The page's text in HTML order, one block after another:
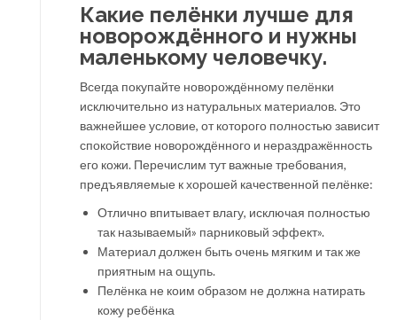
Какие пелёнки лучше для
новорождённого и нужны
маленькому человечку.
Всегда покупайте новорождённому пелёнки
исключительно из натуральных материалов. Это
важнейшее условие, от которого полностью зависит
спокойствие новорождённого и нераздражённость
его кожи. Перечислим тут важные требования,
предъявляемые к хорошей качественной пелёнке:
Отлично впитывает влагу, исключая полностью
так называемый» парниковый эффект».
Материал должен быть очень мягким и так же
приятным на ощупь.
Пелёнка не коим образом не должна натирать
кожу ребёнка